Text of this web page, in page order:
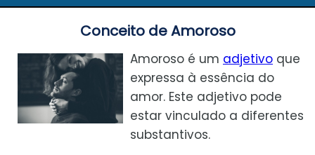
Conceito de Amoroso
Amoroso é um adjetivo que
expressa à essência do
amor. Este adjetivo pode
estar vinculado a diferentes
substantivos.